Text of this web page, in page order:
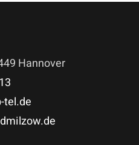
Hannover
tel.de